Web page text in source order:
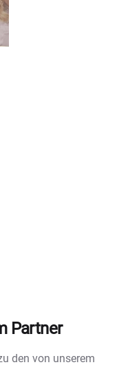
Partner
den von unserem